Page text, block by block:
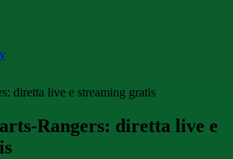
diretta live e streaming gratis
Rangers: diretta live e